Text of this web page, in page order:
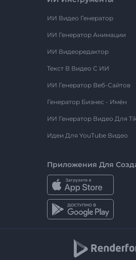
ИИ Видео Генератор
ИИ Генератор Анимации
ИИ Видеоредактор
Текст В Видео С ИИ
ИИ Генератор Веб-Сайтов
Генератор Бизнес - Имён
ИИ Генератор Видео Для
Идеи Для YouTube Видео
Приложения Для